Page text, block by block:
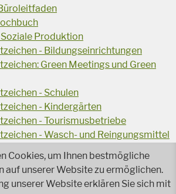
Produktion
- Bildungseinrichtungen
Green Meetings und Green
- Schulen
- Kindergärten
- Tourismusbetriebe
- Wasch- und Reingungsmittel
Ressourcen-Effizienz
von Elektroaltgeräten
- das Businessgetränk
Parcours
Cookies, um Ihnen bestmögliche
auf unserer Website zu ermöglichen.
unserer Website erklären Sie sich mit